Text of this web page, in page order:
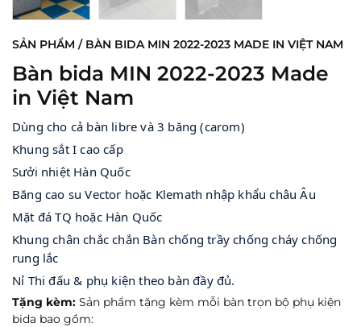
SẢN PHẨM / BÀN BIDA MIN 2022-2023 MADE IN VIỆT NAM
Bàn bida MIN 2022-2023 Made
in Việt Nam
Dùng cho cả bàn libre và 3 băng (carom)
Khung sắt I cao cấp
Sưởi nhiệt Hàn Quốc
Băng cao su Vector hoặc Klemath nhập khẩu châu Âu
Mặt đá TQ hoặc Hàn Quốc
Khung chân chắc chắn Bàn chống trầy chống cháy chống
rung lắc
Nỉ Thi đấu & phụ kiện theo bàn đầy đủ.
Tặng kèm: Sản phẩm tặng kèm mỗi bàn trọn bộ phụ kiện
bida bao gồm: